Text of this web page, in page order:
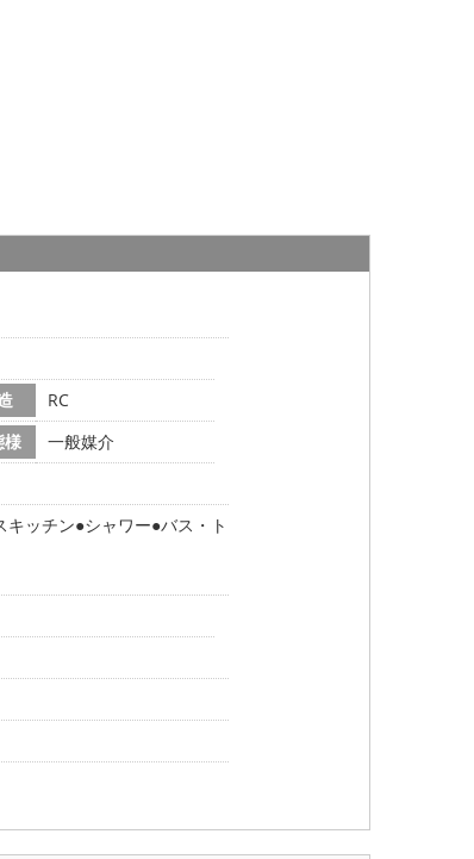
RC
様
一般媒介
キッチン シャワー バス・ト